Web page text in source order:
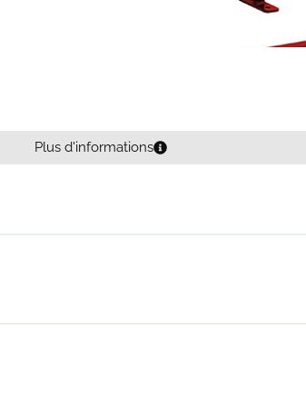
Plus d'informations